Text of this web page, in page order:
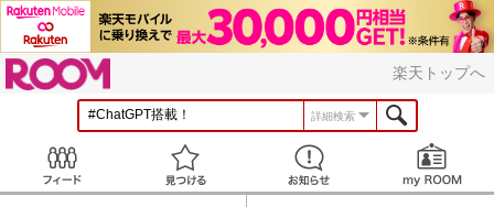
楽天トップへ
詳細検索
見つける お知らせ